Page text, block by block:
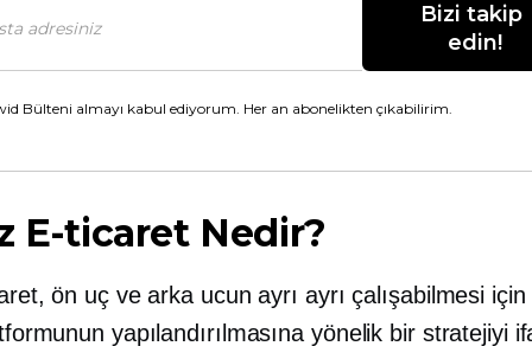
Bizi takip
edin!
Bülteni almayı kabul ediyorum. Her an abonelikten çıkabilirim.
E-ticaret Nedir?
ön uç ve arka ucun ayrı ayrı çalışabilmesi
yapılandırılmasına yönelik bir stratejiyi